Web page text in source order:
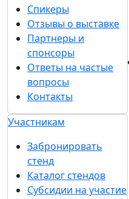
Спикеры
Отзывы о выставке
Партнеры и
спонсоры
Ответы на частые
вопросы
Контакты
Участникам
Забронировать
стенд
Каталог стендов
Субсидии на участие